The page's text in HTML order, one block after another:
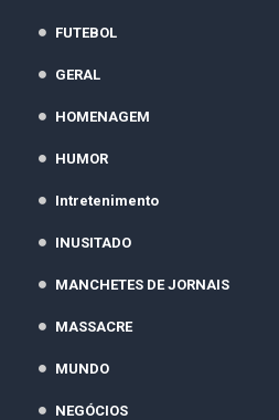
FUTEBOL
GERAL
HOMENAGEM
HUMOR
Intretenimento
INUSITADO
MANCHETES DE JORNAIS
MASSACRE
MUNDO
NEGÓCIOS